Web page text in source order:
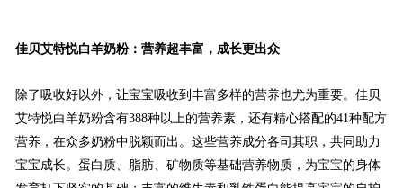
佳贝艾特悦白羊奶粉：营养超丰富，成长更出众
除了吸收好以外，让宝宝吸收到丰富多样的营养也尤为重要。佳贝
艾特悦白羊奶粉含有388种以上的营养素，还有精心搭配的41种配方
营养，在众多奶粉中脱颖而出。这些营养成分各司其职，共同助力
宝宝成长。蛋白质、脂肪、矿物质等基础营养物质，为宝宝的身体